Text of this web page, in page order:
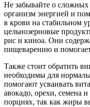
Не забывайте о
организм энергией и
в крови на стабильном
цельнозерновые
рис и киноа. Они
пищеварению и
Также стоит обратить
необходимы для
помогают усваивать
авокадо, орехи, семена
порциях, так как жиры